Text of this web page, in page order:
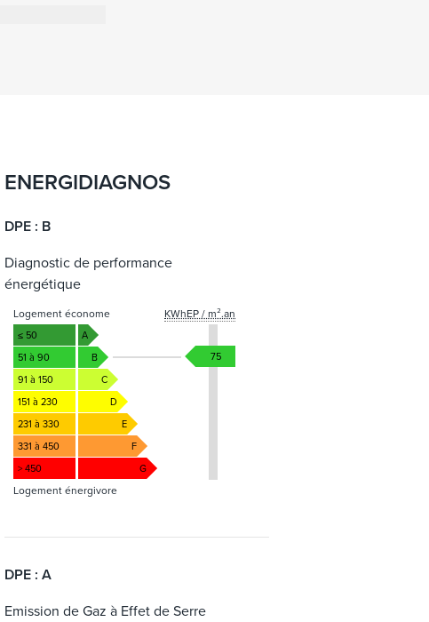
privat tillflykt
ENERGIDIAGNOS
DPE : B
Diagnostic de performance
énergétique
Logement économe KWhEP / m².an
≤ 50
A
51 à 90
B
91 à 150
C
151 à 230
D
231 à 330
E
331 à 450
F
> 450
G
75
Logement énergivore
DPE : A
Emission de Gaz à Effet de Serre